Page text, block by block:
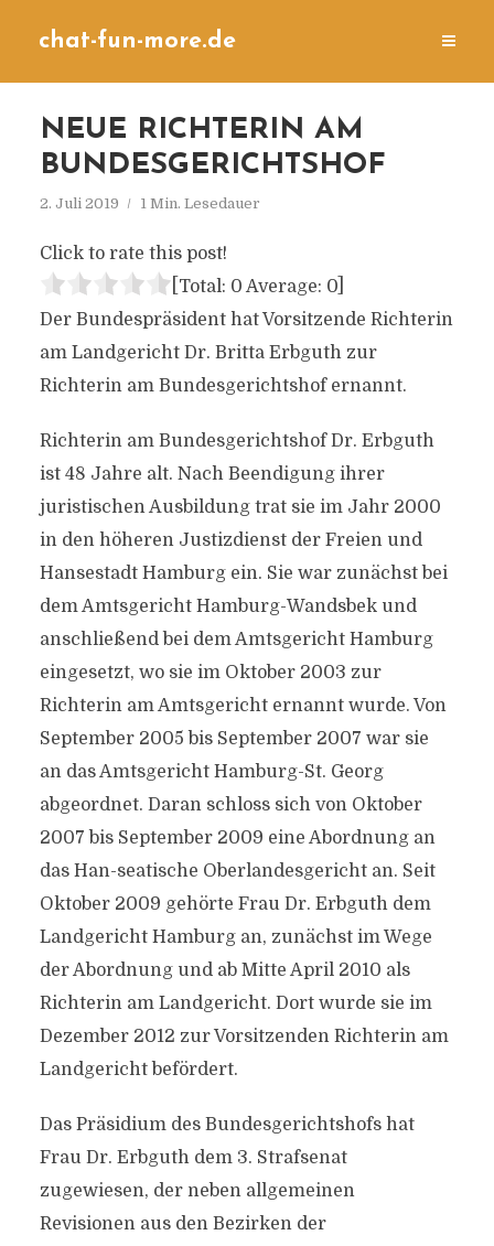
chat-fun-more.de
NEUE RICHTERIN AM
BUNDESGERICHTSHOF
2. Juli 2019 1 Min. Lesedauer
Click to rate this post!
[Total: 0 Average: 0]
Der Bundespräsident hat Vorsitzende Richterin
am Landgericht Dr. Britta Erbguth zur
Richterin am Bundesgerichtshof ernannt.
Richterin am Bundesgerichtshof Dr. Erbguth
ist 48 Jahre alt. Nach Beendigung ihrer
juristischen Ausbildung trat sie im Jahr 2000
in den höheren Justizdienst der Freien und
Hansestadt Hamburg ein. Sie war zunächst bei
dem Amtsgericht Hamburg-Wandsbek und
anschließend bei dem Amtsgericht Hamburg
eingesetzt, wo sie im Oktober 2003 zur
Richterin am Amtsgericht ernannt wurde. Von
September 2005 bis September 2007 war sie
an das Amtsgericht Hamburg-St. Georg
abgeordnet. Daran schloss sich von Oktober
2007 bis September 2009 eine Abordnung an
das Han-seatische Oberlandesgericht an. Seit
Oktober 2009 gehörte Frau Dr. Erbguth dem
Landgericht Hamburg an, zunächst im Wege
der Abordnung und ab Mitte April 2010 als
Richterin am Landgericht. Dort wurde sie im
Dezember 2012 zur Vorsitzenden Richterin am
Landgericht befördert.
Das Präsidium des Bundesgerichtshofs hat
Frau Dr. Erbguth dem 3. Strafsenat
zugewiesen, der neben allgemeinen
Revisionen aus den Bezirken der